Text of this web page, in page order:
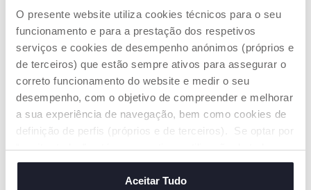
O presente website utiliza cookies técnicos para o seu
funcionamento e para a prestação dos respetivos
serviços e cookies de desempenho anónimos (próprios e
de terceiros) que estão sempre ativos para assegurar o
correto funcionamento do website e medir o seu
desempenho, com o objetivo de compreender e melhorar
a sua experiência de navegação, bem como cookies de
definição de perfis (próprios e de terceiros). Se optar por
“aceitar todos” está a consentir na utilização de todos os
cookies. Se quiser saber mais, alterar ou revogar o
consentimento de todos ou de alguns cookies, clique em
Aceitar Tudo
Berço Chicco Next2Me
Armonia
€ 209,99
ADICIONAR
Berço Chicco Next2me
Essential
€ 159,99
ADICIONAR